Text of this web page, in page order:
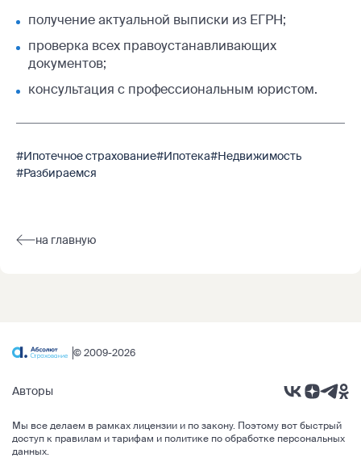
получение актуальной выписки из ЕГРН;
проверка всех правоустанавливающих
документов;
консультация с профессиональным юристом.
#Ипотечное страхование#Ипотека#Недвижимость
#Разбираемся
на главную
© 2009-2026
Авторы
Мы все делаем в рамкахлицензии и по закону. Поэтому вот быстрый
доступ к правилам и тарифам и политике по обработке персональных
данных.